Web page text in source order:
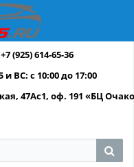
(925) 614-65-36
и ВС: с 10:00 до 17:00
47Ас1, оф. 191 «БЦ